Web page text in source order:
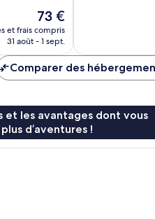
Le
nouveau
prix
de
73 €
et frais compris
31 août - 1 sept.
Comparer des
et les avantages dont vous
d’aventures !